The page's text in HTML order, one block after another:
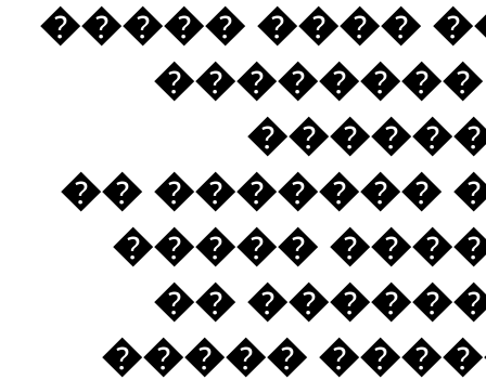
���� �������ǡ ��� ����
����� ��
�����
������ ��
�����
�����
��� ����